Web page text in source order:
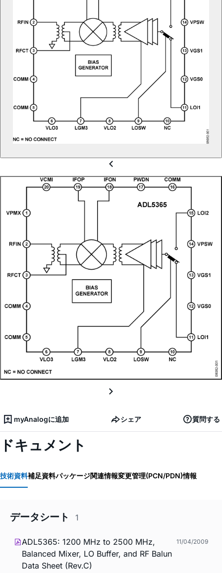
myAnalogに追加 シェア 質問する
ドキュメント
技術資料補足資料パッケージ関連情報変更管理(PCN/PDN)情報
データシート 1
ADL5365: 1200 MHz to 2500 MHz,
Balanced Mixer, LO Buffer, and RF Balun
Data Sheet (Rev.C)
11/04/2009